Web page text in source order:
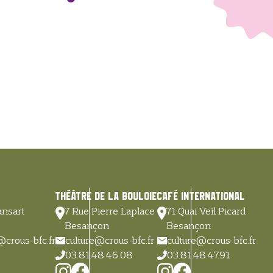
bfc.fr
Théâtre de la Bouloie
7 Rue Pierre Laplace
Besançon
culture@crous-bfc.fr
03.81.48.46.08
Café International
71 Quai Veïl Picard
Besançon
culture@crous-bfc.fr
03.81.48.47.91